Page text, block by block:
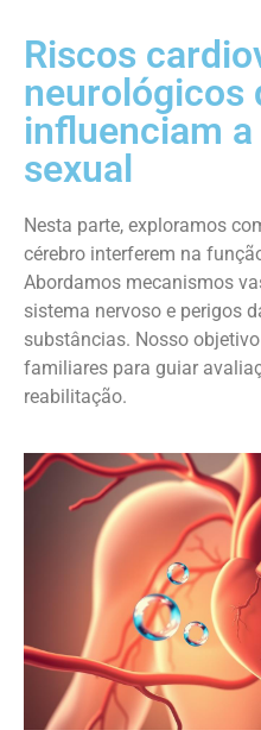
Riscos
neurológicos
influenciam
sexual
Nesta parte, exploramos
cérebro interferem na
Abordamos mecanismos
sistema nervoso e perigos
substâncias. Nosso
familiares para guiar
reabilitação.